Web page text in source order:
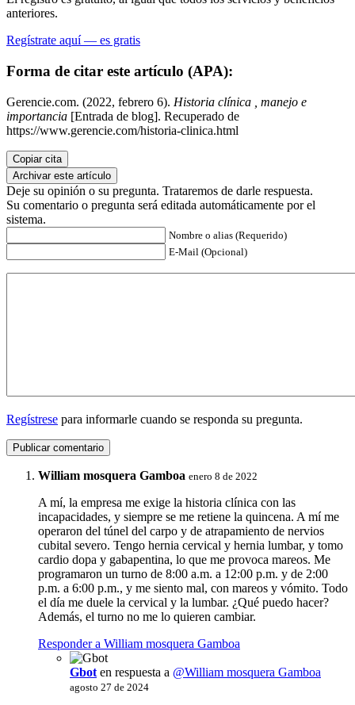
anteriores.
Regístrate aquí — es gratis
Forma de citar este artículo (APA):
Gerencie.com. (2022, febrero 6). Historia clínica , manejo e
importancia [Entrada de blog]. Recuperado de
https://www.gerencie.com/historia-clinica.html
Copiar cita
Archivar este artículo
Deje su opinión o su pregunta. Trataremos de darle respuesta.
Su comentario o pregunta será editada automáticamente por el
sistema.
Nombre o alias (Requerido)
E-Mail (Opcional)
Regístrese para informarle cuando se responda su pregunta.
William mosquera Gamboa enero 8 de 2022
A mí, la empresa me exige la historia clínica con las
incapacidades, y siempre se me retiene la quincena. A mí me
operaron del túnel del carpo y de atrapamiento de nervios
cubital severo. Tengo hernia cervical y hernia lumbar, y tomo
cardio dopa y gabapentina, lo que me provoca mareos. Me
programaron un turno de 8:00 a.m. a 12:00 p.m. y de 2:00
p.m. a 6:00 p.m., y me siento mal, con mareos y vómito. Todo
el día me duele la cervical y la lumbar. ¿Qué puedo hacer?
Además, el turno no me lo quieren cambiar.
Responder a William mosquera Gamboa
Gbot en respuesta a @William mosquera Gamboa
agosto 27 de 2024